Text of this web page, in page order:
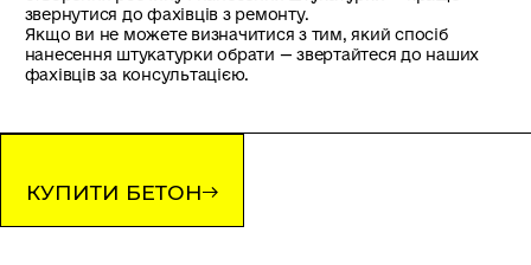
звернутися до фахівців з ремонту.
Якщо ви не можете визначитися з тим, який спосіб
нанесення штукатурки обрати — звертайтеся до наших
фахівців за консультацією.
КУПИТИ БЕТОН